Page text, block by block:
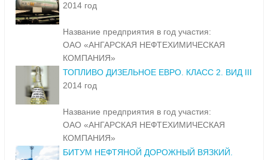
2014 год
Название предприятия в год участия:
ОАО «АНГАРСКАЯ НЕФТЕХИМИЧЕСКАЯ
КОМПАНИЯ»
ТОПЛИВО ДИЗЕЛЬНОЕ ЕВРО. КЛАСС 2. ВИД III
2014 год
Название предприятия в год участия:
ОАО «АНГАРСКАЯ НЕФТЕХИМИЧЕСКАЯ
КОМПАНИЯ»
БИТУМ НЕФТЯНОЙ ДОРОЖНЫЙ ВЯЗКИЙ.